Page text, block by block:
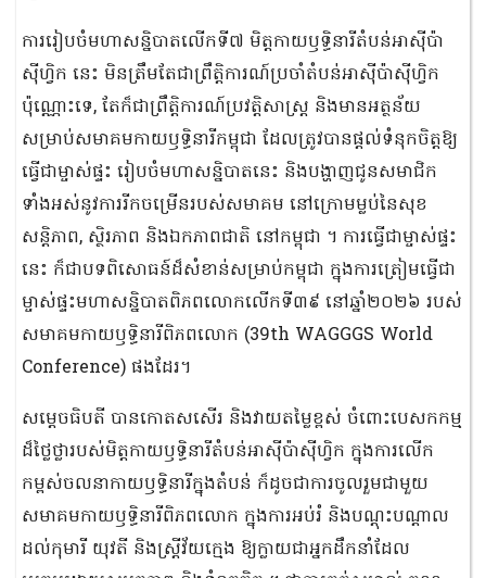
ការរៀបចំមហាសន្និបាតលើកទី៧ មិត្តកាយឫទ្ធិនារីតំបន់អាស៊ីប៉ា
ស៊ីហ្វិក នេះ មិនត្រឹមតែជាព្រឹត្តិការណ៍ប្រចាំតំបន់អាស៊ីប៉ាស៊ីហ្វិក
ប៉ុណ្ណោះទេ, តែក៏ជាព្រឹត្តិការណ៍ប្រវត្តិសាស្រ្ត និងមានអត្ថន័យ
សម្រាប់សមាគមកាយឫទ្ធិនារីកម្ពុជា ដែលត្រូវបានផ្ដល់ទំនុកចិត្តឱ្យ
ធ្វើជាម្ចាស់ផ្ទះ រៀបចំមហាសន្និបាតនេះ និងបង្ហាញជូនសមាជិក
ទាំងអស់នូវការរីកចម្រើនរបស់សមាគម នៅក្រោមម្លប់នៃសុខ
សន្តិភាព, ស្ថិរភាព និងឯកភាពជាតិ នៅកម្ពុជា ។ ការធ្វើជាម្ចាស់ផ្ទះ
នេះ ក៏ជាបទពិសោធន៍ដ៏សំខាន់សម្រាប់កម្ពុជា ក្នុងការត្រៀមធ្វើជា
ម្ចាស់ផ្ទះមហាសន្និបាតពិភពលោកលើកទី៣៩ នៅឆ្នាំ២០២៦ របស់
សមាគមកាយឫទ្ធិនារីពិភពលោក (39th WAGGGS World
Conference) ផងដែរ។
សម្តេចធិបតី បានកោតសសើរ និងវាយតម្លៃខ្ពស់ ចំពោះបេសកកម្ម
ដ៏ថ្លៃថ្លារបស់មិត្តកាយឫទ្ធិនារីតំបន់អាស៊ីប៉ាស៊ីហ្វិក ក្នុងការលើក
កម្ពស់ចលនាកាយឫទ្ធិនារីក្នុងតំបន់ ក៏ដូចជាការចូលរួមជាមួយ
សមាគមកាយឫទ្ធិនារីពិភពលោក ក្នុងការអប់រំ និងបណ្ដុះបណ្ដាល
ដល់កុមារី យុវតី និងស្រី្តវ័យក្មេង ឱ្យក្លាយជាអ្នកដឹកនាំដែល